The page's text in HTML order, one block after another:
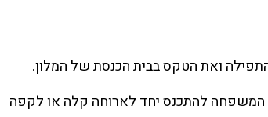
המשפחה להתכנס יחד לארוחה קלה או לקפה